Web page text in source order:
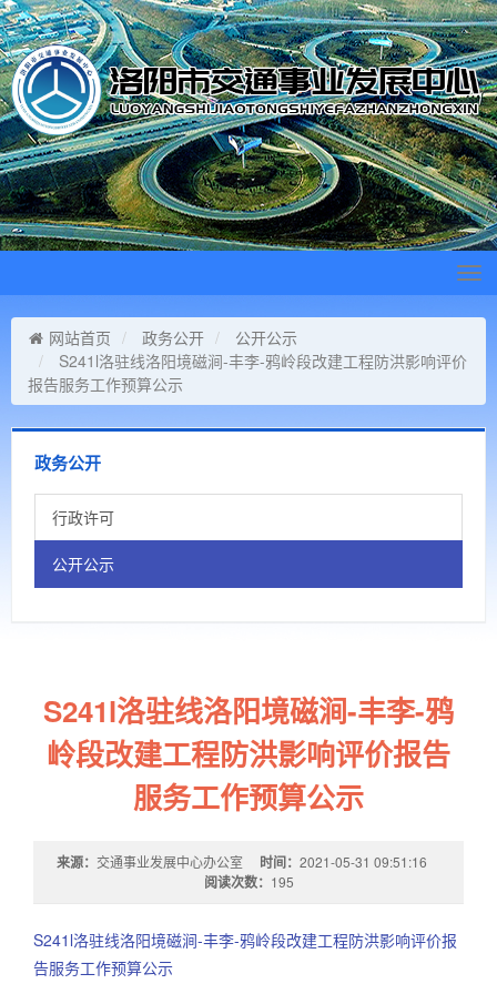
网站首页
政务公开
公开公示
S241l洛驻线洛阳境磁涧-丰李-鸦岭段改建工程防洪影响评价
报告服务工作预算公示
政务公开
行政许可
公开公示
S241l洛驻线洛阳境磁涧-丰李-鸦
岭段改建工程防洪影响评价报告
服务工作预算公示
来源： 交通事业发展中心办公室 时间： 2021-05-31 09:51:16
阅读次数： 195
S241l洛驻线洛阳境磁涧-丰李-鸦岭段改建工程防洪影响评价报
告服务工作预算公示